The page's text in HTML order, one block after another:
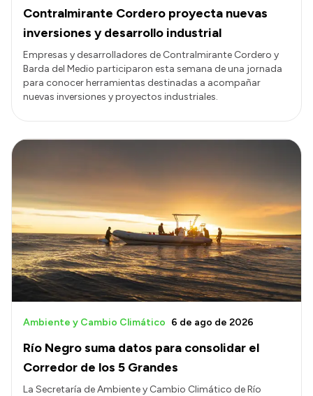
Contralmirante Cordero proyecta nuevas
inversiones y desarrollo industrial
Empresas y desarrolladores de Contralmirante Cordero y
Barda del Medio participaron esta semana de una jornada
para conocer herramientas destinadas a acompañar
nuevas inversiones y proyectos industriales.
Río Negro suma datos para consolidar el
Corredor de los 5 Grandes
Ambiente y Cambio Climático 6 de ago de 2026
La Secretaría de Ambiente y Cambio Climático de Río